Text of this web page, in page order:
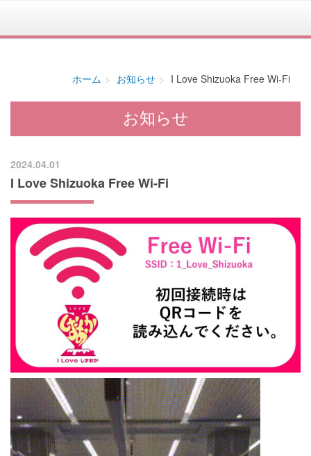
ホーム お知らせ I Love Shizuoka Free Wi-Fi
お知らせ
2024.04.01
I Love Shizuoka Free Wi-Fi